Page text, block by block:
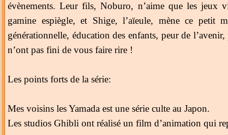
évènements. Leur fils, Noburo, n’aime que les jeux
gamine espiègle, et Shige, l’aïeule, mène ce petit
générationnelle, éducation des enfants, peur de
n’ont pas fini de vous faire rire !
Les points forts de la série:
Mes voisins les Yamada est une série culte au Japon.
Les studios Ghibli ont réalisé un film d’animation qui